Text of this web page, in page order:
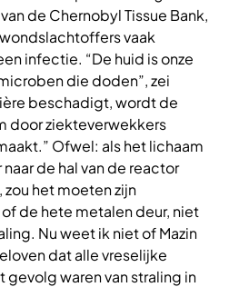
de Chernobyl Tissue Bank,
vaak
infectie. “De huid is onze
die doden”, zei
beschadigt, wordt de
door ziekteverwekkers
Ofwel: als het lichaam
de hal van de reactor
het moeten zijn
de hete metalen deur, niet
Nu weet ik niet of Mazin
dat alle vreselijke
waren van straling in